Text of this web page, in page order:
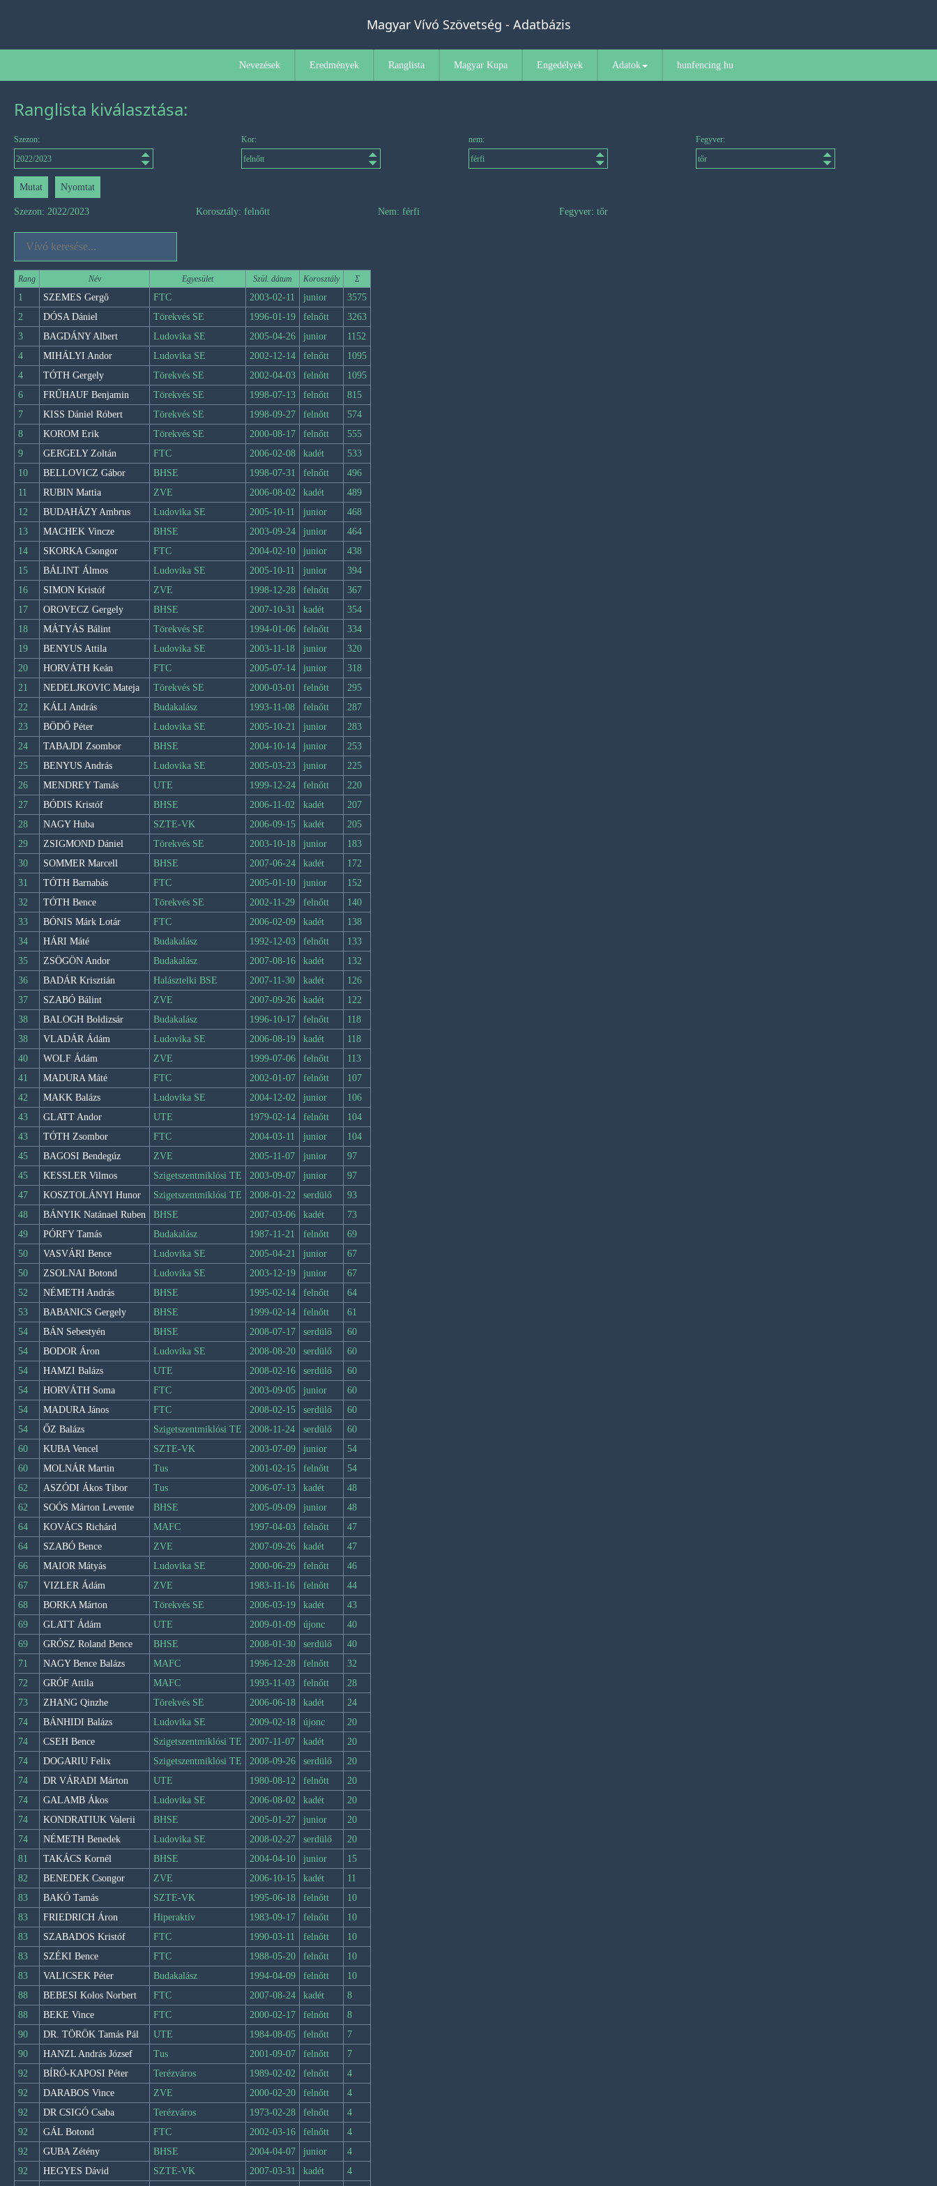
Magyar Vívó Szövetség - Adatbázis
Nevezések Eredmények Ranglista Magyar Kupa Engedélyek Adatok hunfencing.hu
Ranglista kiválasztása:
Szezon: Kor: nem: Fegyver:
Szezon: 2022/2023 Korosztály: felnőtt Nem: férfi Fegyver: tőr
Rang Név Egyesület Szül. dátum Korosztály Σ
1 SZEMES Gergő FTC 2003-02-11 junior
3575
2
DÓSA Dániel Törekvés SE 1996-01-19 felnőtt
3263
3
BAGDÁNY Albert Ludovika SE 2005-04-26 junior
1152
4
MIHÁLYI Andor Ludovika SE 2002-12-14 felnőtt
1095
4
TÓTH Gergely Törekvés SE 2002-04-03 felnőtt
1095
6
FRŰHAUF Benjamin Törekvés SE 1998-07-13 felnőtt
815
7
KISS Dániel Róbert Törekvés SE 1998-09-27 felnőtt
574
8
KOROM Erik Törekvés SE 2000-08-17 felnőtt
555
9
GERGELY Zoltán FTC 2006-02-08 kadét
533
10
BELLOVICZ Gábor BHSE 1998-07-31 felnőtt
496
11
RUBIN Mattia ZVE 2006-08-02 kadét
489
12
BUDAHÁZY Ambrus Ludovika SE 2005-10-11 junior
468
13
MACHEK Vincze BHSE 2003-09-24 junior
464
14
SKORKA Csongor FTC 2004-02-10 junior
438
15
BÁLINT Álmos Ludovika SE 2005-10-11 junior
394
16
SIMON Kristóf ZVE 1998-12-28 felnőtt
367
17
OROVECZ Gergely BHSE 2007-10-31 kadét
354
18
MÁTYÁS Bálint Törekvés SE 1994-01-06 felnőtt
334
19
BENYUS Attila Ludovika SE 2003-11-18 junior
320
20
HORVÁTH Keán FTC 2005-07-14 junior
318
21
NEDELJKOVIC Mateja Törekvés SE 2000-03-01 felnőtt
295
22
KÁLI András Budakalász 1993-11-08 felnőtt
287
23
BÖDŐ Péter Ludovika SE 2005-10-21 junior
283
24
TABAJDI Zsombor BHSE 2004-10-14 junior
253
25
BENYUS András Ludovika SE 2005-03-23 junior
225
26
MENDREY Tamás UTE 1999-12-24 felnőtt
220
27
BÓDIS Kristóf BHSE 2006-11-02 kadét
207
28
NAGY Huba SZTE-VK 2006-09-15 kadét
205
29
ZSIGMOND Dániel Törekvés SE 2003-10-18 junior
183
30
SOMMER Marcell BHSE 2007-06-24 kadét
172
31
TÓTH Barnabás FTC 2005-01-10 junior
152
32
TÓTH Bence Törekvés SE 2002-11-29 felnőtt
140
33
BÓNIS Márk Lotár FTC 2006-02-09 kadét
138
34
HÁRI Máté Budakalász 1992-12-03 felnőtt
133
35
ZSÖGÖN Andor Budakalász 2007-08-16 kadét
132
36
BADÁR Krisztián Halásztelki BSE 2007-11-30 kadét
126
37
SZABÓ Bálint ZVE 2007-09-26 kadét
122
38
BALOGH Boldizsár Budakalász 1996-10-17 felnőtt
118
38
VLADÁR Ádám Ludovika SE 2006-08-19 kadét
118
40
WOLF Ádám ZVE 1999-07-06 felnőtt
113
41
MADURA Máté FTC 2002-01-07 felnőtt
107
42
MAKK Balázs Ludovika SE 2004-12-02 junior
106
43
GLATT Andor UTE 1979-02-14 felnőtt
104
43
TÓTH Zsombor FTC 2004-03-11 junior
104
45
BAGOSI Bendegúz ZVE 2005-11-07 junior
97
45
KESSLER Vilmos Szigetszentmiklósi TE 2003-09-07 junior
97
47
KOSZTOLÁNYI Hunor Szigetszentmiklósi TE 2008-01-22 serdülő
93
48
BÁNYIK Natánael Ruben BHSE 2007-03-06 kadét
73
49
PÓRFY Tamás Budakalász 1987-11-21 felnőtt
69
50
VASVÁRI Bence Ludovika SE 2005-04-21 junior
67
50
ZSOLNAI Botond Ludovika SE 2003-12-19 junior
67
52
NÉMETH András BHSE 1995-02-14 felnőtt
64
53
BABANICS Gergely BHSE 1999-02-14 felnőtt
61
54
BÁN Sebestyén BHSE 2008-07-17 serdülő
60
54
BODOR Áron Ludovika SE 2008-08-20 serdülő
60
54
HAMZI Balázs UTE 2008-02-16 serdülő
60
54
HORVÁTH Soma FTC 2003-09-05 junior
60
54
MADURA János FTC 2008-02-15 serdülő
60
54
ŐZ Balázs Szigetszentmiklósi TE 2008-11-24 serdülő
60
60
KUBA Vencel SZTE-VK 2003-07-09 junior
54
60
MOLNÁR Martin Tus 2001-02-15 felnőtt
54
62
ASZÓDI Ákos Tibor Tus 2006-07-13 kadét
48
62
SOÓS Márton Levente BHSE 2005-09-09 junior
48
64
KOVÁCS Richárd MAFC 1997-04-03 felnőtt
47
64
SZABÓ Bence ZVE 2007-09-26 kadét
47
66
MAIOR Mátyás Ludovika SE 2000-06-29 felnőtt
46
67
VIZLER Ádám ZVE 1983-11-16 felnőtt
44
68
BORKA Márton Törekvés SE 2006-03-19 kadét
43
69
GLATT Ádám UTE 2009-01-09 újonc
40
69
GRÓSZ Roland Bence BHSE 2008-01-30 serdülő
40
71
NAGY Bence Balázs MAFC 1996-12-28 felnőtt
32
72
GRÓF Attila MAFC 1993-11-03 felnőtt
28
73
ZHANG Qinzhe Törekvés SE 2006-06-18 kadét
24
74
BÁNHIDI Balázs Ludovika SE 2009-02-18 újonc
20
74
CSEH Bence Szigetszentmiklósi TE 2007-11-07 kadét
20
74
DOGARIU Felix Szigetszentmiklósi TE 2008-09-26 serdülő
20
74
DR VÁRADI Márton UTE 1980-08-12 felnőtt
20
74
GALAMB Ákos Ludovika SE 2006-08-02 kadét
20
74
KONDRATIUK Valerii BHSE 2005-01-27 junior
20
74
NÉMETH Benedek Ludovika SE 2008-02-27 serdülő
20
81
TAKÁCS Kornél BHSE 2004-04-10 junior
15
82
BENEDEK Csongor ZVE 2006-10-15 kadét
11
83
BAKÓ Tamás SZTE-VK 1995-06-18 felnőtt
10
83
FRIEDRICH Áron Hiperaktív 1983-09-17 felnőtt
10
83
SZABADOS Kristóf FTC 1990-03-11 felnőtt
10
83
SZÉKI Bence FTC 1988-05-20 felnőtt
10
83
VALICSEK Péter Budakalász 1994-04-09 felnőtt
10
88
BEBESI Kolos Norbert FTC 2007-08-24 kadét
8
88
BEKE Vince FTC 2000-02-17 felnőtt
8
90
DR. TÖRÖK Tamás Pál UTE 1984-08-05 felnőtt
7
90
HANZL András József Tus 2001-09-07 felnőtt
7
92
BÍRÓ-KAPOSI Péter Terézváros 1989-02-02 felnőtt
4
92
DARABOS Vince ZVE 2000-02-20 felnőtt
4
92
DR CSIGÓ Csaba Terézváros 1973-02-28 felnőtt
4
92
GÁL Botond FTC 2002-03-16 felnőtt
4
92
GUBA Zétény BHSE 2004-04-07 junior
4
92
HEGYES Dávid SZTE-VK 2007-03-31 kadét
4